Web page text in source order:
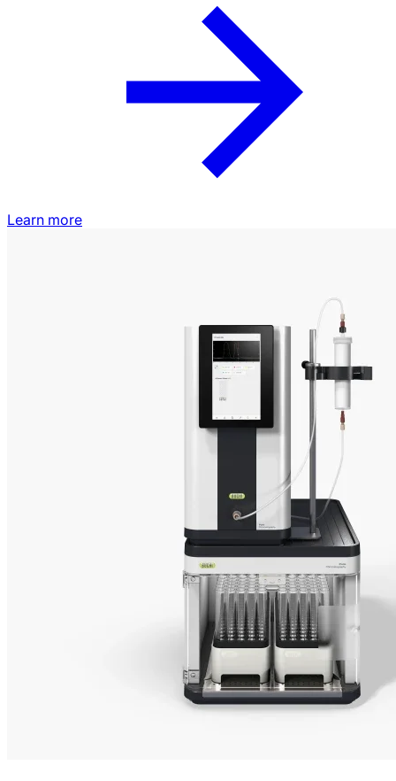
Learn more